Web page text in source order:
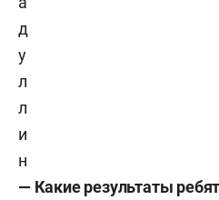
д
у
л
л
и
н
— Какие результаты